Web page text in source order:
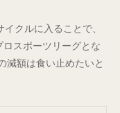
クルに入ることで、
スポーツリーグとな
減額は食い止めたいと